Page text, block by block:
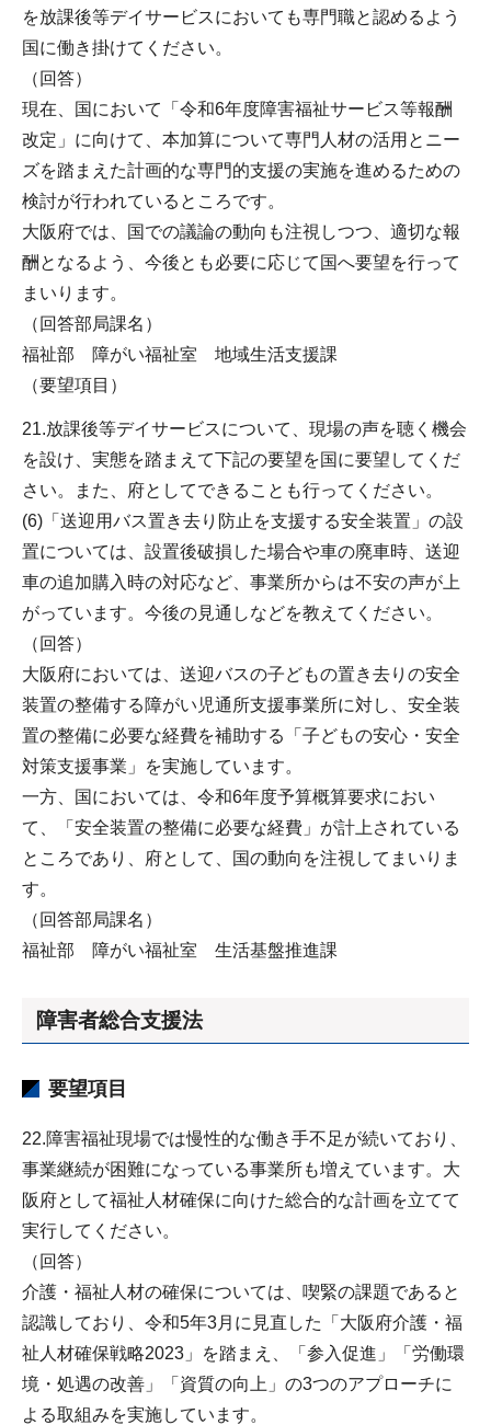
を放課後等デイサービスにおいても専門職と認めるよう
国に働き掛けてください。
（回答）
現在、国において「令和6年度障害福祉サービス等報酬
改定」に向けて、本加算について専門人材の活用とニー
ズを踏まえた計画的な専門的支援の実施を進めるための
検討が行われているところです。
大阪府では、国での議論の動向も注視しつつ、適切な報
酬となるよう、今後とも必要に応じて国へ要望を行って
まいります。
（回答部局課名）
福祉部 障がい福祉室 地域生活支援課
（要望項目）
21.放課後等デイサービスについて、現場の声を聴く機会
を設け、実態を踏まえて下記の要望を国に要望してくだ
さい。また、府としてできることも行ってください。
(6)「送迎用バス置き去り防止を支援する安全装置」の設
置については、設置後破損した場合や車の廃車時、送迎
車の追加購入時の対応など、事業所からは不安の声が上
がっています。今後の見通しなどを教えてください。
（回答）
大阪府においては、送迎バスの子どもの置き去りの安全
装置の整備する障がい児通所支援事業所に対し、安全装
置の整備に必要な経費を補助する「子どもの安心・安全
対策支援事業」を実施しています。
一方、国においては、令和6年度予算概算要求におい
て、「安全装置の整備に必要な経費」が計上されている
ところであり、府として、国の動向を注視してまいりま
す。
（回答部局課名）
福祉部 障がい福祉室 生活基盤推進課
障害者総合支援法
要望項目
22.障害福祉現場では慢性的な働き手不足が続いており、
事業継続が困難になっている事業所も増えています。大
阪府として福祉人材確保に向けた総合的な計画を立てて
実行してください。
（回答）
介護・福祉人材の確保については、喫緊の課題であると
認識しており、令和5年3月に見直した「大阪府介護・福
祉人材確保戦略2023」を踏まえ、「参入促進」「労働環
境・処遇の改善」「資質の向上」の3つのアプローチに
よる取組みを実施しています。